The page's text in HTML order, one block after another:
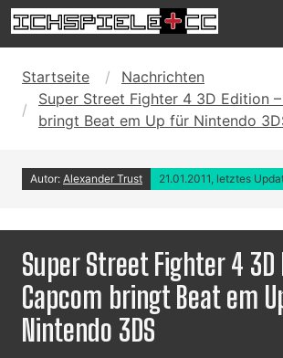
Startseite
Nachrichten
Super Street Fighter 4 3D Edition
bringt Beat em Up für Nintendo
Autor: Alexander Trust 21.01.2011, letztes
Super Street Fighter 4
Capcom bringt Beat em
Nintendo 3DS